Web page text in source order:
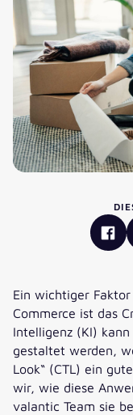
Ein wichtiger
Commerce ist das
Intelligenz (KI)
gestaltet werden,
Look“ (CTL) ein
wir, wie diese
valantic Team sie